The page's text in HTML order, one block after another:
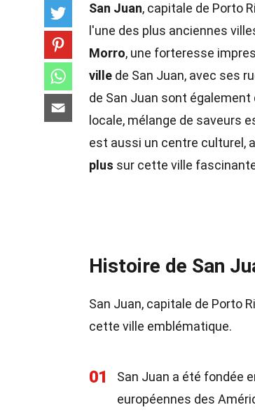
San Juan, capitale de Porto
l'une des plus anciennes
Morro, une forteresse
ville de San Juan, avec ses
de San Juan sont
locale, mélange de saveurs
est aussi un centre culturel,
plus sur cette ville
Histoire de San
San Juan, capitale de Porto
cette ville emblématique.
01
San Juan a été fondée
européennes des